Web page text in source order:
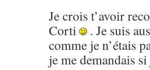
Je crois t’avoir
Corti
. Je suis
comme je n’étais
je me demandais